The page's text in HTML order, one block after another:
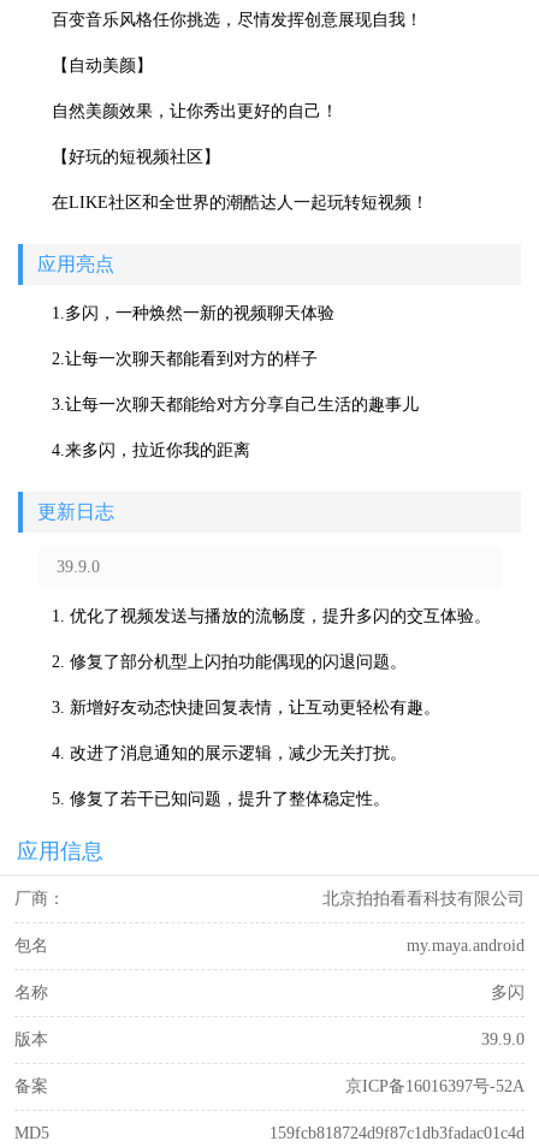
百变音乐风格任你挑选，尽情发挥创意展现自我！
【自动美颜】
自然美颜效果，让你秀出更好的自己！
【好玩的短视频社区】
在LIKE社区和全世界的潮酷达人一起玩转短视频！
应用亮点
1.多闪，一种焕然一新的视频聊天体验
2.让每一次聊天都能看到对方的样子
3.让每一次聊天都能给对方分享自己生活的趣事儿
4.来多闪，拉近你我的距离
更新日志
39.9.0
1. 优化了视频发送与播放的流畅度，提升多闪的交互体验。
2. 修复了部分机型上闪拍功能偶现的闪退问题。
3. 新增好友动态快捷回复表情，让互动更轻松有趣。
4. 改进了消息通知的展示逻辑，减少无关打扰。
5. 修复了若干已知问题，提升了整体稳定性。
应用信息
厂商： 北京拍拍看看科技有限公司
包名 my.maya.android
名称 多闪
版本 39.9.0
备案 京ICP备16016397号-52A
MD5 159fcb818724d9f87c1db3fadac01c4d